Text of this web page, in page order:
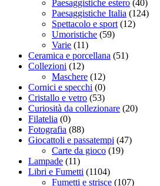
Paesaggistiche estero (40)
Paesaggistiche Italia (124)
Spettacolo e sport (12)
Umoristiche (59)
Varie (11)
Ceramica e porcellana (51)
Collezioni (12)
Maschere (12)
Cornici e specchi (0)
Cristallo e vetro (53)
Curiosità da collezionare (20)
Filatelia (0)
Fotografia (88)
Giocattoli e passatempi (47)
Carte da gioco (19)
Lampade (11)
Libri e Fumetti (1104)
Fumetti e strisce (107)